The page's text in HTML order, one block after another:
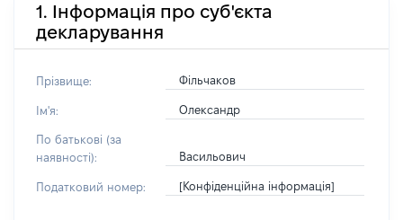
1. Інформація про суб'єкта
декларування
Прізвище: Фільчаков
Ім'я: Олександр
По батькові (за
наявності):
Васильович
Податковий номер: [Конфіденційна інформація]